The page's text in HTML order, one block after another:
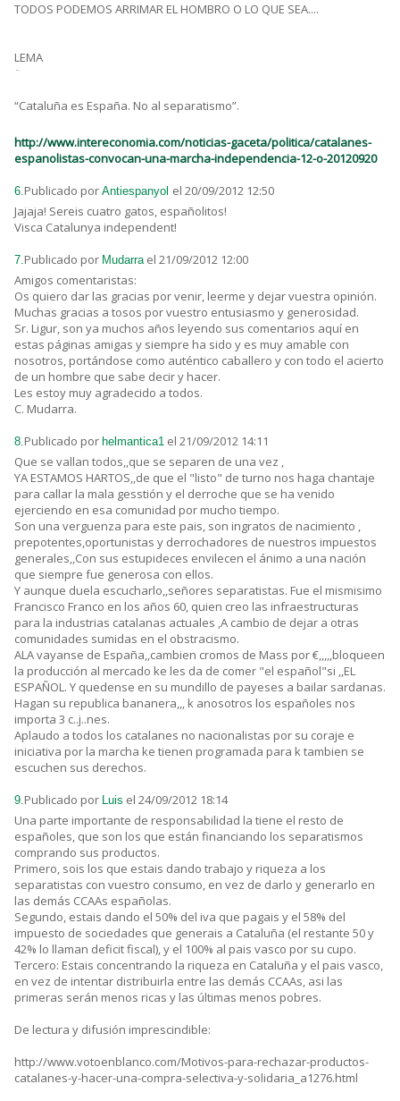
TODOS PODEMOS ARRIMAR EL HOMBRO O LO QUE SEA....
LEMA
¨
“Cataluña es España. No al separatismo”.
http://www.intereconomia.com/noticias-gaceta/politica/catalanes-
espanolistas-convocan-una-marcha-independencia-12-o-20120920
6.Publicado por Antiespanyol el 20/09/2012 12:50
Jajaja! Sereis cuatro gatos, españolitos!
Visca Catalunya independent!
7.Publicado por Mudarra el 21/09/2012 12:00
Amigos comentaristas:
Os quiero dar las gracias por venir, leerme y dejar vuestra opinión.
Muchas gracias a tosos por vuestro entusiasmo y generosidad.
Sr. Ligur, son ya muchos años leyendo sus comentarios aquí en
estas páginas amigas y siempre ha sido y es muy amable con
nosotros, portándose como auténtico caballero y con todo el acierto
de un hombre que sabe decir y hacer.
Les estoy muy agradecido a todos.
C. Mudarra.
8.Publicado por helmantica1 el 21/09/2012 14:11
Que se vallan todos,,que se separen de una vez ,
YA ESTAMOS HARTOS,,de que el "listo" de turno nos haga chantaje
para callar la mala gesstión y el derroche que se ha venido
ejerciendo en esa comunidad por mucho tiempo.
Son una verguenza para este pais, son ingratos de nacimiento ,
prepotentes,oportunistas y derrochadores de nuestros impuestos
generales,,Con sus estupideces envilecen el ánimo a una nación
que siempre fue generosa con ellos.
Y aunque duela escucharlo,,señores separatistas. Fue el mismisimo
Francisco Franco en los años 60, quien creo las infraestructuras
para la industrias catalanas actuales ,A cambio de dejar a otras
comunidades sumidas en el obstracismo.
ALA vayanse de España,,cambien cromos de Mass por €,,,,,bloqueen
la producción al mercado ke les da de comer "el español"si ,,EL
ESPAÑOL. Y quedense en su mundillo de payeses a bailar sardanas.
Hagan su republica bananera,,, k anosotros los españoles nos
importa 3 c..j..nes.
Aplaudo a todos los catalanes no nacionalistas por su coraje e
iniciativa por la marcha ke tienen programada para k tambien se
escuchen sus derechos.
9.Publicado por Luis el 24/09/2012 18:14
Una parte importante de responsabilidad la tiene el resto de
españoles, que son los que están financiando los separatismos
comprando sus productos.
Primero, sois los que estais dando trabajo y riqueza a los
separatistas con vuestro consumo, en vez de darlo y generarlo en
las demás CCAAs españolas.
Segundo, estais dando el 50% del iva que pagais y el 58% del
impuesto de sociedades que generais a Cataluña (el restante 50 y
42% lo llaman deficit fiscal), y el 100% al pais vasco por su cupo.
Tercero: Estais concentrando la riqueza en Cataluña y el pais vasco,
en vez de intentar distribuirla entre las demás CCAAs, asi las
primeras serán menos ricas y las últimas menos pobres.
De lectura y difusión imprescindible:
http://www.votoenblanco.com/Motivos-para-rechazar-productos-
catalanes-y-hacer-una-compra-selectiva-y-solidaria_a1276.html